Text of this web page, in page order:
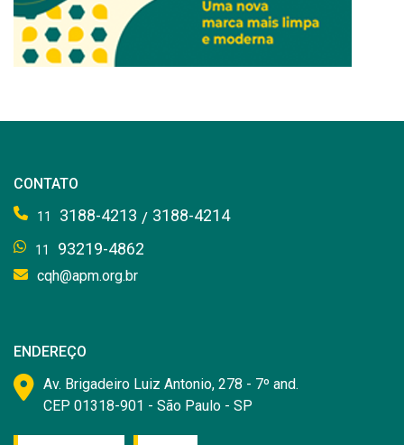
CONTATO
11 3188-4213 / 3188-4214
11 93219-4862
cqh@apm.org.br
ENDEREÇO
Av. Brigadeiro Luiz Antonio, 278 - 7º and.
CEP 01318-901 - São Paulo - SP